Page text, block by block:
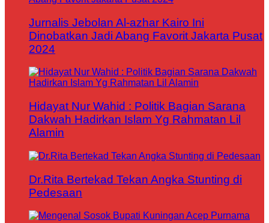
Jurnalis Jebolan Al-azhar Kairo Ini
Dinobatkan Jadi Abang Favorit Jakarta Pusat
2024
Hidayat Nur Wahid : Politik Bagian Sarana
Dakwah Hadirkan Islam Yg Rahmatan Lil
Alamin
Dr.Rita Bertekad Tekan Angka Stunting di
Pedesaan